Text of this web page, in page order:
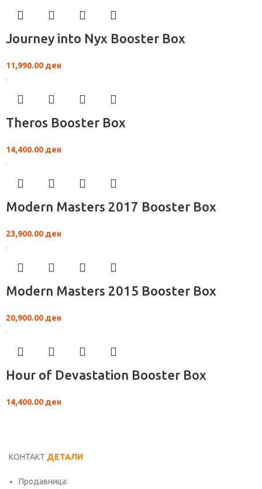
Journey into Nyx Booster Box
11,990.00 ден
Theros Booster Box
14,400.00 ден
Modern Masters 2017 Booster Box
23,900.00 ден
Modern Masters 2015 Booster Box
20,900.00 ден
Hour of Devastation Booster Box
14,400.00 ден
КОНТАКТ ДЕТАЛИ
Продавница: